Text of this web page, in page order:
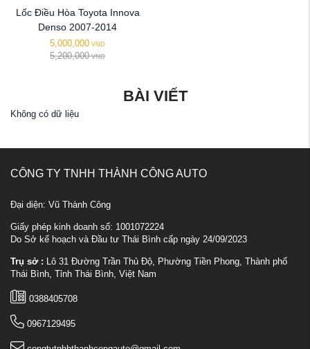
Lốc Điều Hòa Toyota Innova
Denso 2007-2014
5,000,000 VND
5,200,000 VND
BÀI VIẾT
Không có dữ liệu
CÔNG TY TNHH THÀNH CÔNG AUTO
Đại diện: Vũ Thành Công
Giấy phép kinh doanh số: 1001072224
Do Sở kế hoạch và Đầu tư Thái Bình cấp ngày 24/09/2023
Trụ sở : Lô 31 Đường Trần Thủ Độ, Phường Tiền Phong, Thành phố
Thái Bình, Tỉnh Thái Bình, Việt Nam
0388405708
0967129495